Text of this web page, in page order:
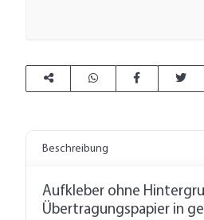
Beschreibung
Aufkleber ohne
Übertragungspapier in